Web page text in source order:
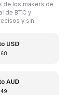
de los makers de
de BTC y
y sin
USD
AUD